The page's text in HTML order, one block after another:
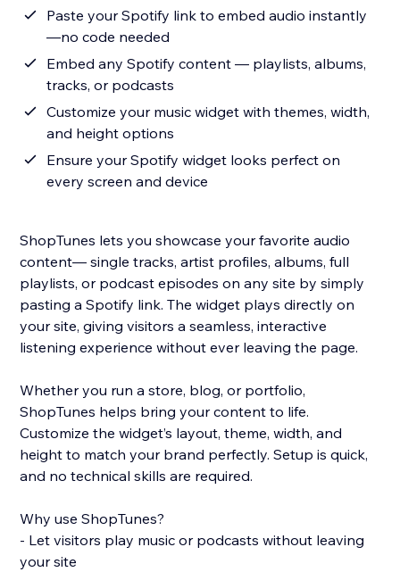
Paste your Spotify link to embed audio instantly
—no code needed
Embed any Spotify content — playlists, albums,
tracks, or podcasts
Customize your music widget with themes, width,
and height options
Ensure your Spotify widget looks perfect on
every screen and device
ShopTunes lets you showcase your favorite audio
content— single tracks, artist profiles, albums, full
playlists, or podcast episodes on any site by simply
pasting a Spotify link. The widget plays directly on
your site, giving visitors a seamless, interactive
listening experience without ever leaving the page.
Whether you run a store, blog, or portfolio,
ShopTunes helps bring your content to life.
Customize the widget’s layout, theme, width, and
height to match your brand perfectly. Setup is quick,
and no technical skills are required.
Why use ShopTunes?
- Let visitors play music or podcasts without leaving
your site